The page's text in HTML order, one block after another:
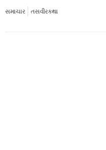
સમાચાર તસવીરકથા